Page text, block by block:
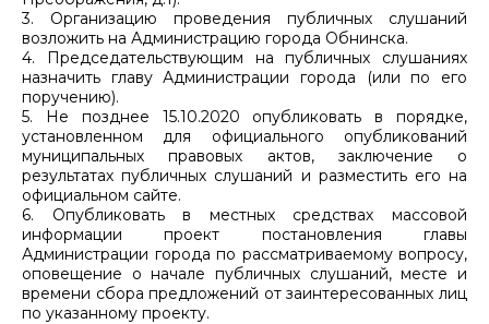
3. Организацию проведения публичных слушаний
возложить на Администрацию города Обнинска.
4. Председательствующим на публичных слушаниях
назначить главу Администрации города (или по его
поручению).
5. Не позднее 15.10.2020 опубликовать в порядке,
установленном для официального опубликований
муниципальных правовых актов, заключение о
результатах публичных слушаний и разместить его на
официальном сайте.
6. Опубликовать в местных средствах массовой
информации проект постановления главы
Администрации города по рассматриваемому вопросу,
оповещение о начале публичных слушаний, месте и
времени сбора предложений от заинтересованных лиц
по указанному проекту.